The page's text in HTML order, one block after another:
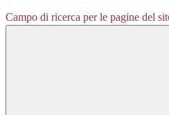
Campo di ricerca per le pagine del